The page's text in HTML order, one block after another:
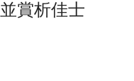
賞析佳士